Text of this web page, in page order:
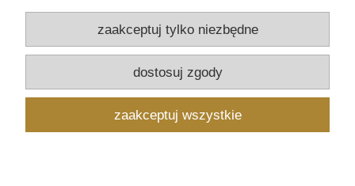
Płatności i dostawa
Informacje
O nas
zaakceptuj tylko niezbędne
dostosuj zgody
zaakceptuj wszystkie